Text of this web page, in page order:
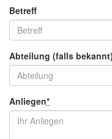
Betreff
Abteilung (falls bekannt)
Anliegen*